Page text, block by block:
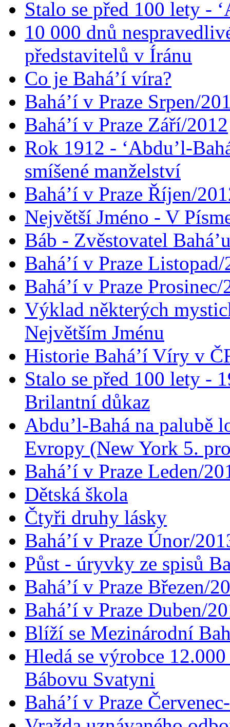
Stalo se před 100 lety -
10 000 dnů
představitelů v Íránu
Co je Bahá’í víra?
Bahá’í v Praze Srpen/
Bahá’í v Praze Září/2012
Rok 1912 - ‘Abdu’l-
smíšené manželství
Bahá’í v Praze Říjen/
Největší Jméno - V
Báb - Zvěstovatel
Bahá’í v Praze
Bahá’í v Praze Prosinec/
Výklad některých
Největším Jménu
Historie Bahá’í Víry v
Stalo se před 100 lety -
Brilantní důkaz
Abdu’l-Bahá na palubě
Evropy (New York 5.
Bahá’í v Praze Leden/
Dětská škola
Čtyři druhy lásky
Bahá’í v Praze Únor/
Půst - úryvky ze spisů
Bahá’í v Praze Březen/
Bahá’í v Praze Duben/
Blíží se Mezinárodní
Hledá se výrobce
Bábovu Svatyni
Bahá’í v Praze